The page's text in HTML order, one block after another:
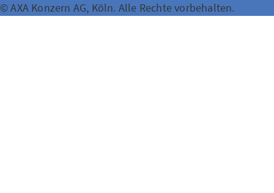
© AXA Konzern AG, Köln. Alle Rechte vorbehalten.